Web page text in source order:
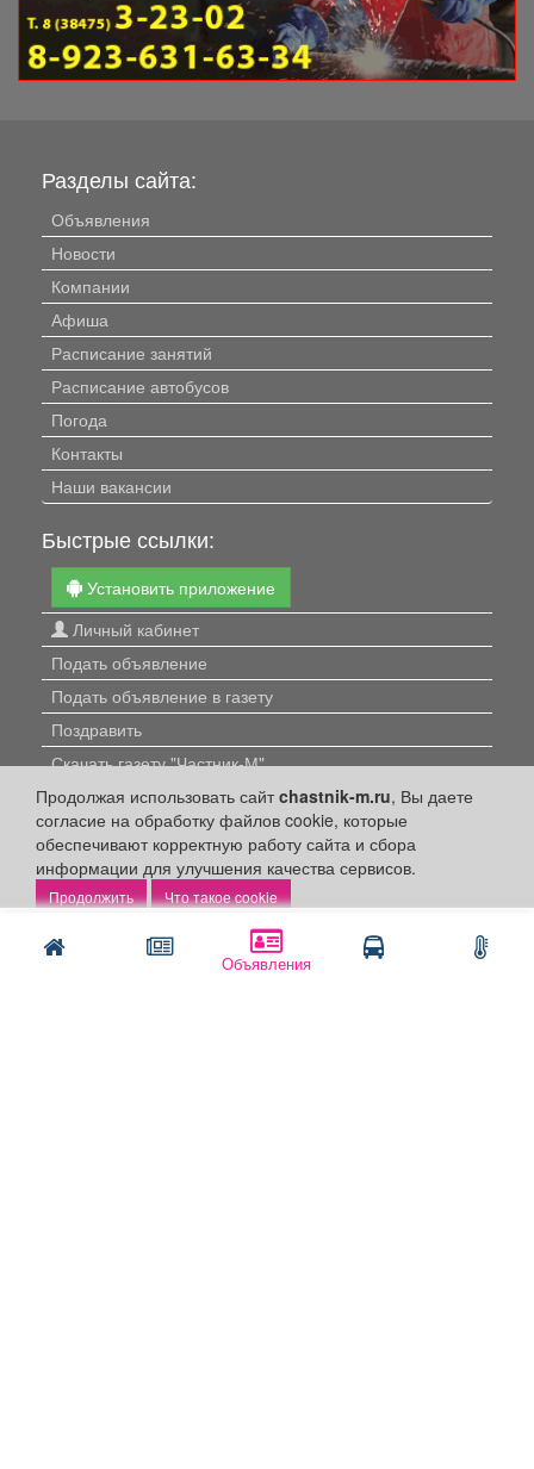
Объявления
Написать Позвонить
Продолжая использовать сайтchastnik-m.ru, Вы даете
согласие на обработку файлов cookie, которые
обеспечивают корректную работу сайта и сбора
информации для улучшения качества сервисов.
Что такое cookie
Разделы сайта:
Объявления
Новости
Компании
Афиша
Расписание занятий
Расписание автобусов
Погода
Контакты
Наши вакансии
Быстрые ссылки:
Установить приложение
Личный кабинет
Подать объявление
Подать объявление в газету
Поздравить
Скачать газету "Частник-М"
Рекламодателям:
Бизнес-кабинет
Заказать рекламу
Оплата услуг: